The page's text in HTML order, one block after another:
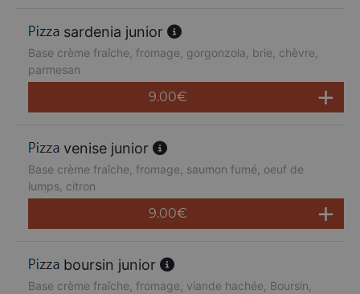
sardenia junior
Base crème fraîche, fromage, gorgonzola, brie, chèvre,
parmesan
9.00€
venise junior
Base crème fraîche, fromage, saumon fumé, oeuf de
lumps, citron
9.00€
boursin junior
Base crème fraîche, fromage, viande hachée, Boursin,